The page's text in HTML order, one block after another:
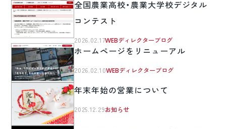
全国農業高校・農業大学校デジタル
コンテスト
2026.02.17WEBディレクターブログ
ホームページをリニューアル
2026.02.10WEBディレクターブログ
年末年始の営業について
2025.12.29お知らせ